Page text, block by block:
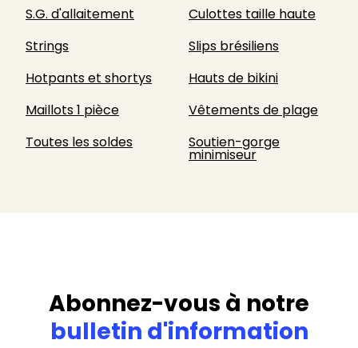
S.G. d'allaitement
Culottes taille haute
Strings
Slips brésiliens
Hotpants et shortys
Hauts de bikini
Maillots 1 pièce
Vêtements de plage
Toutes les soldes
Soutien-gorge
minimiseur
Abonnez-vous à notre
bulletin d'information